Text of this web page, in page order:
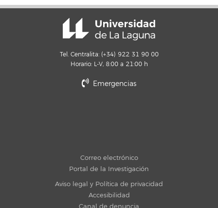
Tel. Centralita: (+34) 922 31 90 00
Horario: L-V, 8:00 a 21:00 h
Emergencias
Correo electrónico
Portal de la Investigación
Aviso legal y Política de privacidad
Accesibilidad
Canal de denuncia